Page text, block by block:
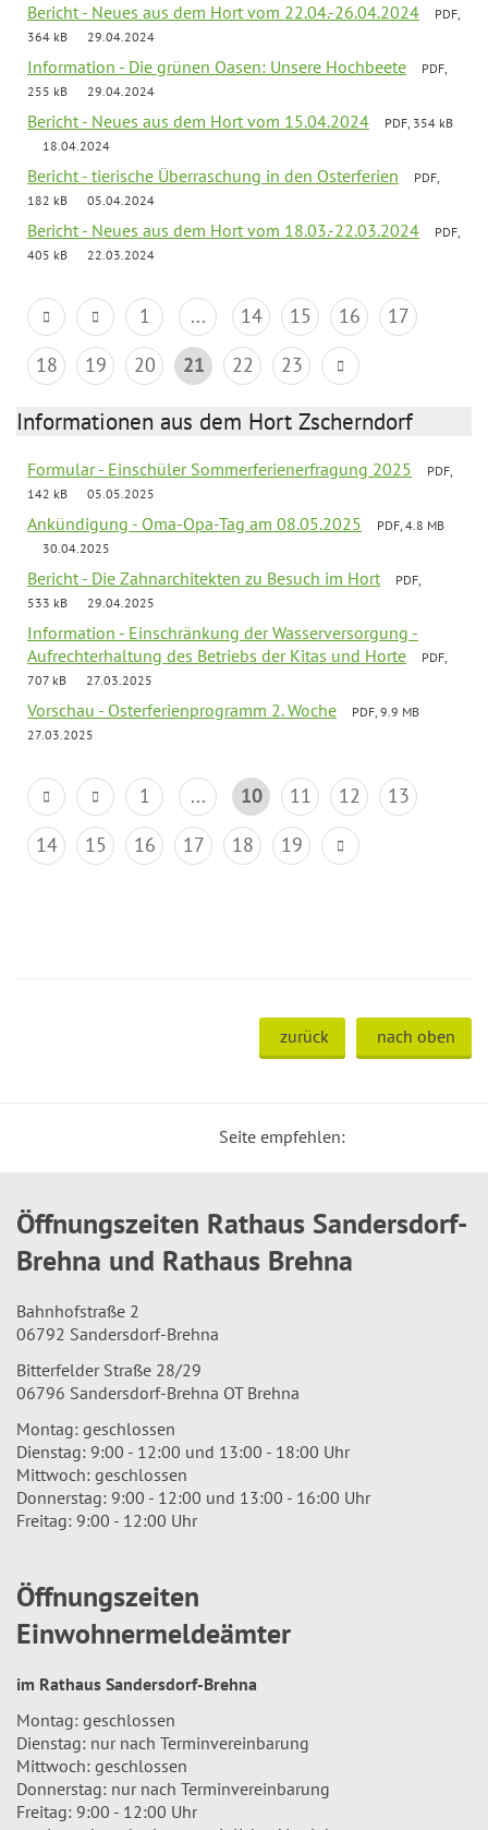
Bericht - Neues aus dem Hort vom 22.04.-26.04.2024
PDF,
364 kB
29.04.2024
Information - Die grünen Oasen: Unsere Hochbeete
PDF,
255 kB
29.04.2024
Bericht - Neues aus dem Hort vom 15.04.2024
PDF, 354 kB
18.04.2024
Bericht - tierische Überraschung in den Osterferien
PDF,
182 kB
05.04.2024
Bericht - Neues aus dem Hort vom 18.03.-22.03.2024
PDF,
405 kB
22.03.2024
1 ... 14 15 16
17
18
19 20 21 22 23
Informationen aus dem Hort Zscherndorf
Formular - Einschüler Sommerferienerfragung 2025
PDF,
142 kB
05.05.2025
Ankündigung - Oma-Opa-Tag am 08.05.2025
PDF, 4.8 MB
30.04.2025
Bericht - Die Zahnarchitekten zu Besuch im Hort
PDF,
533 kB
29.04.2025
Information - Einschränkung der Wasserversorgung -
Aufrechterhaltung des Betriebs der Kitas und Horte
PDF,
707 kB
27.03.2025
Vorschau - Osterferienprogramm 2. Woche
PDF, 9.9 MB
27.03.2025
1 ... 10 11 12
13
14
15 16 17 18 19
zurück nach oben
Seite empfehlen:
Öffnungszeiten Rathaus Sandersdorf-
Brehna und Rathaus Brehna
Bahnhofstraße 2
06792 Sandersdorf-Brehna
Bitterfelder Straße 28/29
06796 Sandersdorf-Brehna OT Brehna
Montag: geschlossen
Dienstag: 9:00 - 12:00 und 13:00 - 18:00 Uhr
Mittwoch: geschlossen
Donnerstag: 9:00 - 12:00 und 13:00 - 16:00 Uhr
Freitag: 9:00 - 12:00 Uhr
Öffnungszeiten
Einwohnermeldeämter
im Rathaus Sandersdorf-Brehna
Montag: geschlossen
Dienstag: nur nach Terminvereinbarung
Mittwoch: geschlossen
Donnerstag: nur nach Terminvereinbarung
Freitag: 9:00 - 12:00 Uhr